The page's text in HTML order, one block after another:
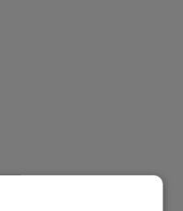
за 10 евро - няма...